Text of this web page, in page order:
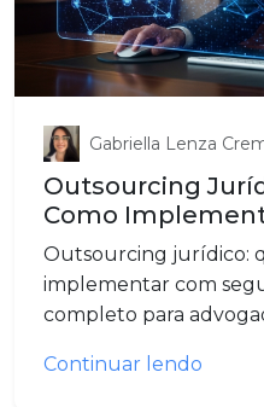
Gabriella Lenza
Outsourcing
Como
Outsourcing jurídico:
implementar com
completo para
Continuar lendo